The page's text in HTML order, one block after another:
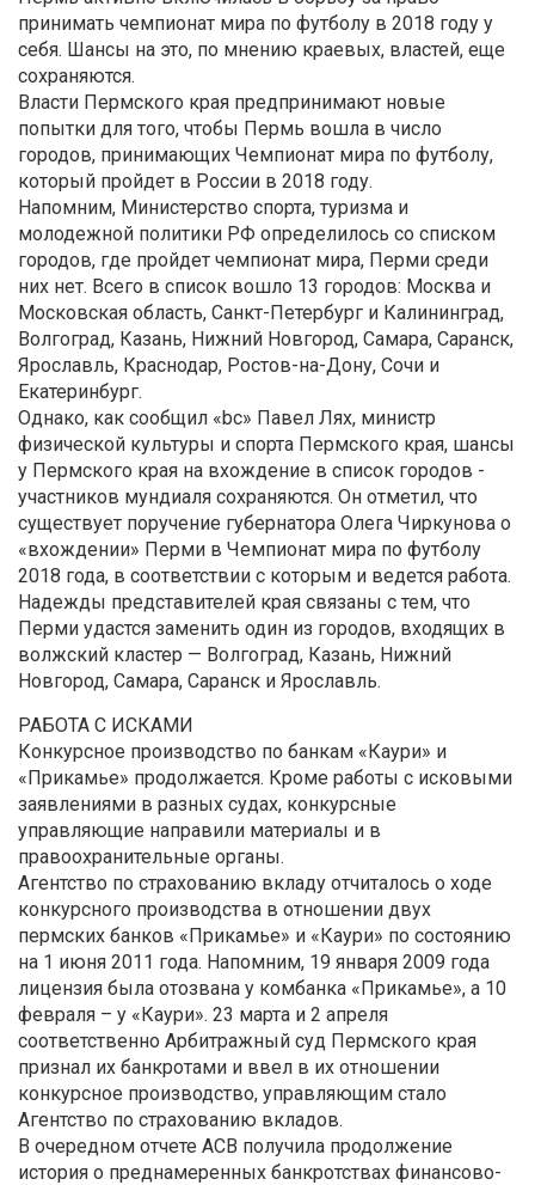
принимать чемпионат мира по футболу в 2018 году у
себя. Шансы на это, по мнению краевых, властей, еще
сохраняются.
Власти Пермского края предпринимают новые
попытки для того, чтобы Пермь вошла в число
городов, принимающих Чемпионат мира по футболу,
который пройдет в России в 2018 году.
Напомним, Министерство спорта, туризма и
молодежной политики РФ определилось со списком
городов, где пройдет чемпионат мира, Перми среди
них нет. Всего в список вошло 13 городов: Москва и
Московская область, Санкт-Петербург и Калининград,
Волгоград, Казань, Нижний Новгород, Самара, Саранск,
Ярославль, Краснодар, Ростов-на-Дону, Сочи и
Екатеринбург.
Однако, как сообщил «bc» Павел Лях, министр
физической культуры и спорта Пермского края, шансы
у Пермского края на вхождение в список городов -
участников мундиаля сохраняются. Он отметил, что
существует поручение губернатора Олега Чиркунова о
«вхождении» Перми в Чемпионат мира по футболу
2018 года, в соответствии с которым и ведется работа.
Надежды представителей края связаны с тем, что
Перми удастся заменить один из городов, входящих в
волжский кластер — Волгоград, Казань, Нижний
Новгород, Самара, Саранск и Ярославль.
РАБОТА С ИСКАМИ
Конкурсное производство по банкам «Каури» и
«Прикамье» продолжается. Кроме работы с исковыми
заявлениями в разных судах, конкурсные
управляющие направили материалы и в
правоохранительные органы.
Агентство по страхованию вкладу отчиталось о ходе
конкурсного производства в отношении двух
пермских банков «Прикамье» и «Каури» по состоянию
на 1 июня 2011 года. Напомним, 19 января 2009 года
лицензия была отозвана у комбанка «Прикамье», а 10
февраля – у «Каури». 23 марта и 2 апреля
соответственно Арбитражный суд Пермского края
признал их банкротами и ввел в их отношении
конкурсное производство, управляющим стало
Агентство по страхованию вкладов.
В очередном отчете АСВ получила продолжение
история о преднамеренных банкротствах финансово-